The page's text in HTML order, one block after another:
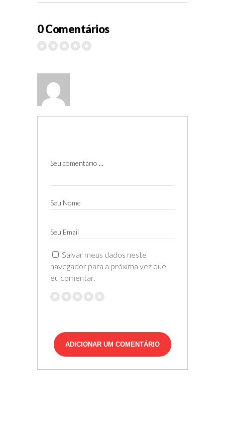
0 Comentários
Seu comentário ...
Seu Nome
Seu Email
Salvar meus dados neste
navegador para a próxima vez que
eu comentar.